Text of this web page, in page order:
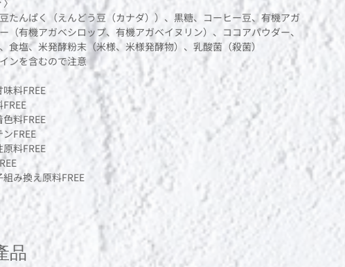
たんぱく（えんどう豆（カナダ））、黒糖、コーヒー豆、有機アガ
（有機アガベシロップ、有機アガベイヌリン）、ココアパウダー、
食塩、米発酵粉末（米様、米様発酵物）、乳酸菌（殺菌）
ンを含むので注意
味料FREE
料FREE
FREE
料FREE
み換え原料FREE
品